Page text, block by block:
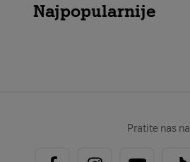
Najpopularnije
Pratite nas na